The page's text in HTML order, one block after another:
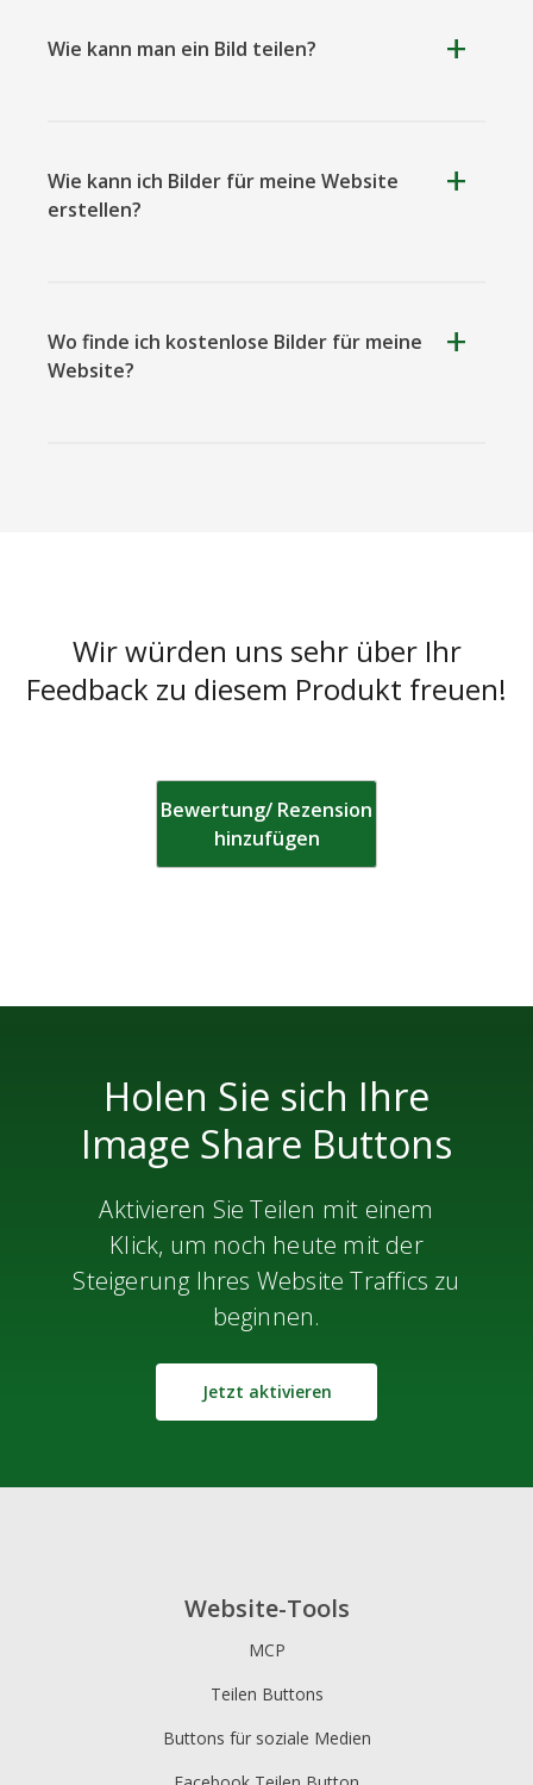
Wie kann man ein Bild teilen?
Wie kann ich Bilder für meine Website
erstellen?
Wo finde ich kostenlose Bilder für meine
Website?
Unsplash
Wir würden uns sehr über Ihr
Feedback zu diesem Produkt freuen!
Bewertung/ Rezension
hinzufügen
Holen Sie sich Ihre
Image Share Buttons
Aktivieren Sie Teilen mit einem
Klick, um noch heute mit der
Steigerung Ihres Website Traffics zu
beginnen.
Jetzt aktivieren
Website-Tools
MCP
Teilen Buttons
Buttons für soziale Medien